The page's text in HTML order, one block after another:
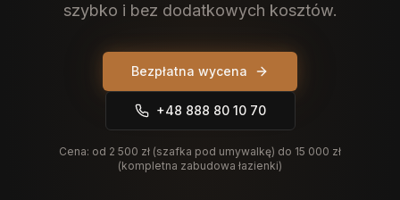
szybko i bez dodatkowych kosztów.
Bezpłatna wycena
+48 888 80 10 70
Cena: od 2 500 zł (szafka pod umywalkę) do 15 000 zł
(kompletna zabudowa łazienki)